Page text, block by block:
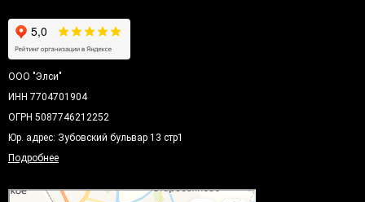
ООО "Элси"
ИНН 7704701904
ОГРН 5087746212252
Юр. адрес: Зубовский бульвар 13 стр1
Подробнее